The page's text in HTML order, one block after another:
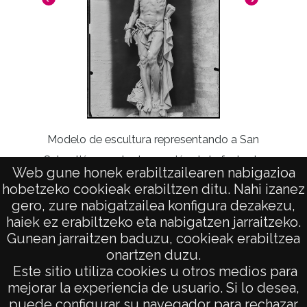
Web gune honek erabiltzailearen nabigazioa
hobetzeko cookieak erabiltzen ditu. Nahi izanez
gero, zure nabigatzailea konfigura dezakezu,
haiek ez erabiltzeko eta nabigatzen jarraitzeko.
Gunean jarraitzen baduzu, cookieak erabiltzea
onartzen duzu.
Este sitio utiliza cookies u otros medios para
mejorar la experiencia de usuario. Si lo desea,
Modelo de escultura representando a San
Sebastián para la decoración de la fachada
y el pórtico de la Catedral nueva de Vitoria
el
AVISO LEGAL
POLÍTICA DE PRIVACIDAD